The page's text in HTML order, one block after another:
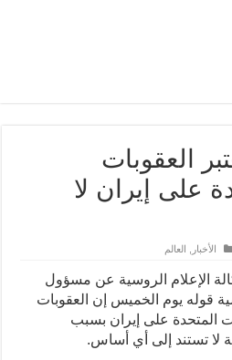
العقوبات
على إيران لا
الأخبار العالم
الإعلام الروسية عن مسؤول
قوله يوم الخميس إن العقوبات
المتحدة على إيران بسبب
لا تستند إلى أي أساس.